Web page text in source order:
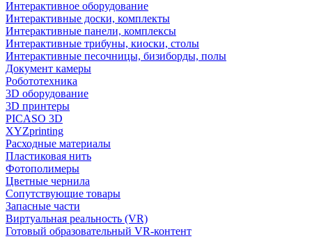
Интерактивное оборудование
Интерактивные доски, комплекты
Интерактивные панели, комплексы
Интерактивные трибуны, киоски, столы
Интерактивные песочницы, бизиборды, полы
Документ камеры
Робототехника
3D оборудование
3D принтеры
PICASO 3D
XYZprinting
Расходные материалы
Пластиковая нить
Фотополимеры
Цветные чернила
Сопутствующие товары
Запасные части
Виртуальная реальность (VR)
Готовый образовательный VR-контент